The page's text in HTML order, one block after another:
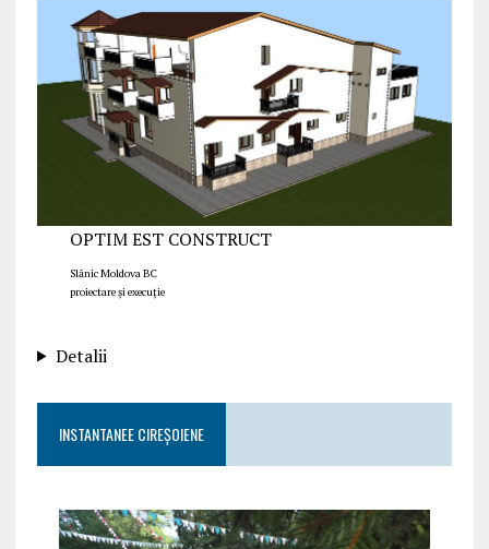
OPTIM EST CONSTRUCT
Slănic Moldova BC
proiectare și execuție
Detalii
INSTANTANEE CIREȘOIENE